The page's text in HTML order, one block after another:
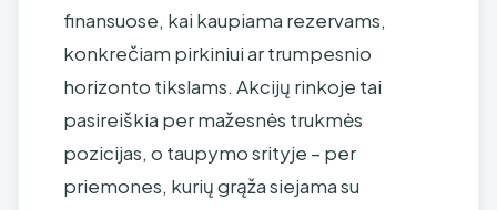
finansuose, kai kaupiama rezervams,
konkrečiam pirkiniui ar trumpesnio
horizonto tikslams. Akcijų rinkoje tai
pasireiškia per mažesnės trukmės
pozicijas, o taupymo srityje – per
priemones, kurių grąža siejama su